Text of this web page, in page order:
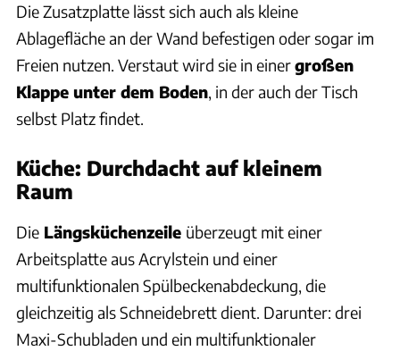
Die Zusatzplatte lässt sich auch als kleine
Ablagefläche an der Wand befestigen oder sogar im
Freien nutzen. Verstaut wird sie in einergroßen
Klappe unter dem Boden, in der auch der Tisch
selbst Platz findet.
Küche: Durchdacht auf kleinem
Raum
Die Längsküchenzeile überzeugt mit einer
Arbeitsplatte aus Acrylstein und einer
multifunktionalen Spülbeckenabdeckung, die
gleichzeitig als Schneidebrett dient. Darunter: drei
Maxi-Schubladen und ein multifunktionaler